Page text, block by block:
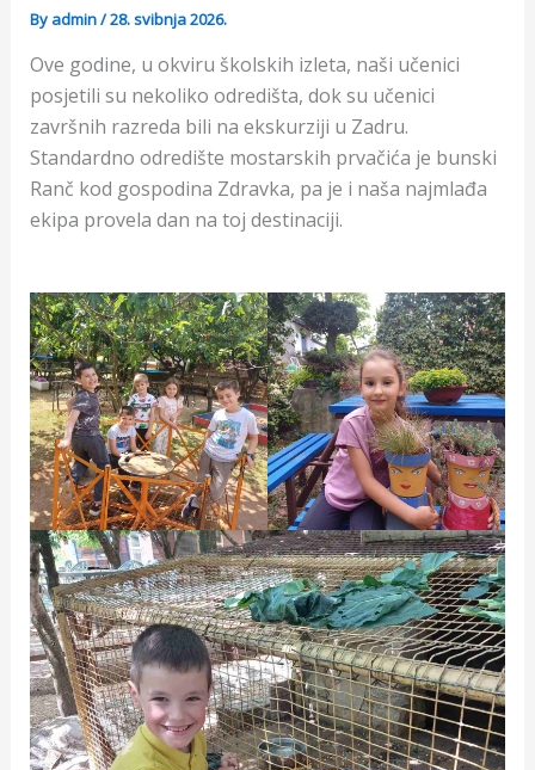
By admin/28. svibnja 2026.
Ove godine, u okviru školskih izleta, naši učenici
posjetili su nekoliko odredišta, dok su učenici
završnih razreda bili na ekskurziji u Zadru.
Standardno odredište mostarskih prvačića je bunski
Ranč kod gospodina Zdravka, pa je i naša najmlađa
ekipa provela dan na toj destinaciji.